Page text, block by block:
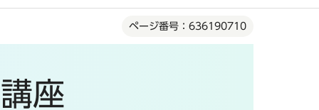
ページ番号：636190710
座